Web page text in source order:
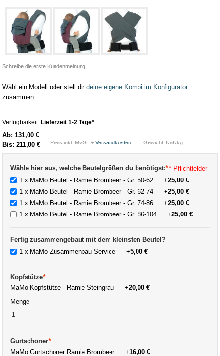
Schreibe die erste Kundenmeinung
Wähl ein Modell oder stell dir deine eigene Kombi im Konfigurator
zusammen.
Verfügbarkeit: Lieferzeit 1-2 Tage*
Ab: 131,00 €
Bis: 211,00 € Preis inkl. MwSt. + Versandkosten Gewicht: NaNkg
Wähle hier aus, welche Beutelgrößen du benötigst:*
1 x MaMo Beutel - Ramie Brombeer - Gr. 50-62
+25,00 €
1 x MaMo Beutel - Ramie Brombeer - Gr. 62-74
+25,00 €
1 x MaMo Beutel - Ramie Brombeer - Gr. 74-86
+25,00 €
1 x MaMo Beutel - Ramie Brombeer - Gr. 86-104
+25,00 €
Fertig zusammengebaut mit dem kleinsten Beutel?
1 x MaMo Zusammenbau Service
+5,00 €
Kopfstütze*
MaMo Kopfstütze - Ramie Steingrau
+20,00 €
Menge
Gurtschoner*
MaMo Gurtschoner Ramie Brombeer
+16,00 €
* Pflichtfelder